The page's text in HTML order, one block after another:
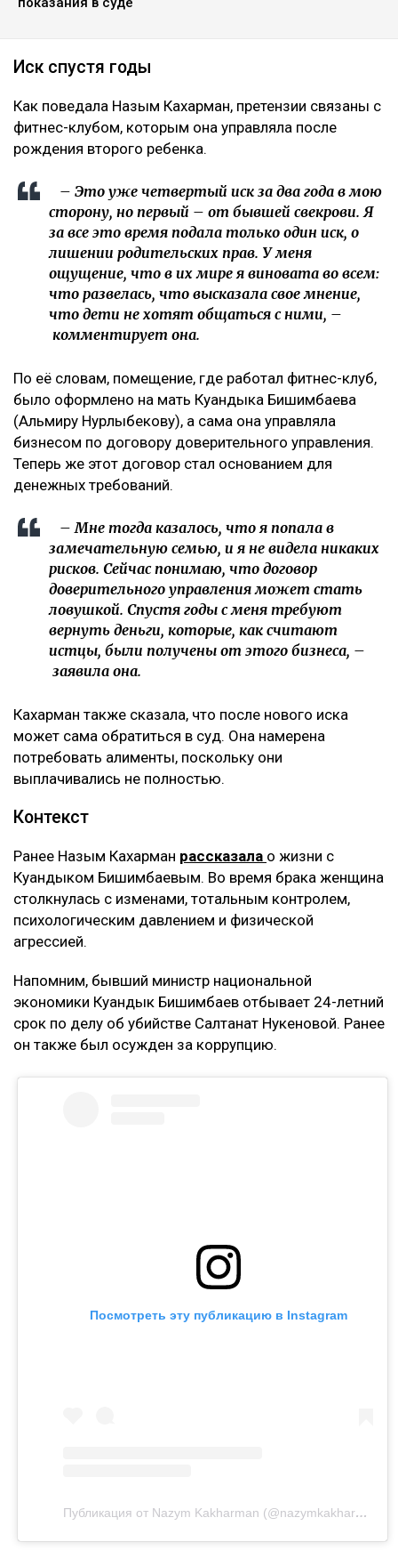
Иск спустя годы
Как поведала Назым Кахарман, претензии связаны с
фитнес-клубом, которым она управляла после
рождения второго ребенка.
– Это уже четвертый иск за два года в мою
сторону, но первый – от бывшей свекрови. Я
за все это время подала только один иск, о
лишении родительских прав. У меня
ощущение, что в их мире я виновата во всем:
что развелась, что высказала свое мнение,
что дети не хотят общаться с ними, –
комментирует она.
По её словам, помещение, где работал фитнес-клуб,
было оформлено на мать Куандыка Бишимбаева
(Альмиру Нурлыбекову), а сама она управляла
бизнесом по договору доверительного управления.
Теперь же этот договор стал основанием для
денежных требований.
– Мне тогда казалось, что я попала в
замечательную семью, и я не видела никаких
рисков. Сейчас понимаю, что договор
доверительного управления может стать
ловушкой. Спустя годы с меня требуют
вернуть деньги, которые, как считают
истцы, были получены от этого бизнеса, –
заявила она.
Кахарман также сказала, что после нового иска
может сама обратиться в суд. Она намерена
потребовать алименты, поскольку они
выплачивались не полностью.
Контекст
Ранее Назым Кахарман рассказала о жизни с
Куандыком Бишимбаевым. Во время брака женщина
столкнулась с изменами, тотальным контролем,
психологическим давлением и физической
агрессией.
Напомним, бывший министр национальной
экономики Куандык Бишимбаев отбывает 24-летний
срок по делу об убийстве Салтанат Нукеновой. Ранее
он также был осужден за коррупцию.
Посмотреть эту публикацию в Instagram
Публикация от Nazym Kakharman (@nazymkakharman)